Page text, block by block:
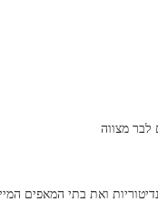
לבר מצווה
ואת בתי המאפים